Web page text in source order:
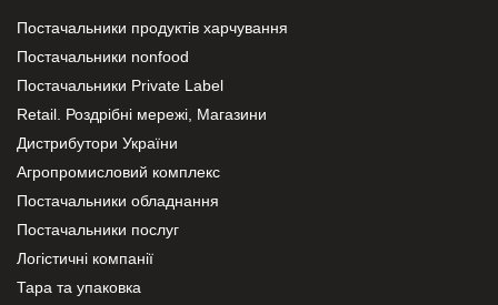
Постачальники продуктів харчування
Постачальники nonfood
Постачальники Private Label
Retail. Роздрібні мережі, Магазини
Дистрибутори України
Агропромисловий комплекс
Постачальники обладнання
Постачальники послуг
Логістичні компанії
Тара та упаковка